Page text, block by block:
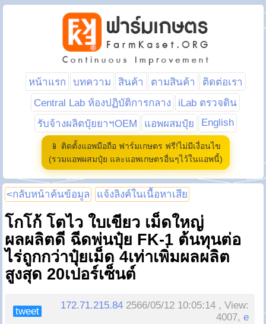
หน้าแรก บทความ สินค้า ตามสินค้า
ติดต่อเรา
Central Lab ห้องปฏิบัติการกลาง
iLab ตรวจดิน
รับจ้างผลิตปุ๋ยยาฯOEM
แอพผสมปุ๋ย English
📱 ติดตั้งแอพมือถือ ฟาร์มเกษตร ฟรี!ไม่มีเงื่อนไข
(รวมแอพผสมปุ๋ย และแอพเกษตรอื่นๆไว้ในแอพนี้)
<กลับหน้าค้นข้อมูล แจ้งลิงค์ในเนื้อหาเสีย
โกโก้ โตไว ใบเขียว เม็ดใหญ่
ผลผลิตดี ฉีดพ่นปุ๋ย FK-1 ต้นทุนต่อ
ไร่ถูกกว่าปุ๋ยเม็ด 4เท่าเพิ่มผลผลิต
สูงสุด 20เปอร์เซ็นต์
tweet
172.71.215.84 2566/05/12 10:05:14 , View:
4007,e